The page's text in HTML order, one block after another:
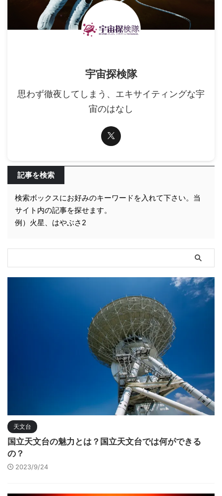
宇宙探検隊
思わず徹夜してしまう、エキサイティングな宇
宙のはなし
記事を検索
検索ボックスにお好みのキーワードを入れて下さい。当
サイト内の記事を探せます。
例）火星、はやぶさ2
天文台
国立天文台の魅力とは？国立天文台では何ができる
の？
2023/9/24